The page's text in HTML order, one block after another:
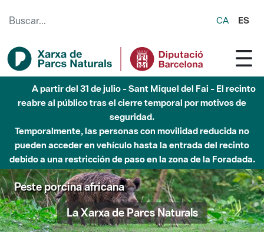
CA ES
A partir del 31 de julio - Sant Miquel del Fai - El recinto
reabre al público tras el cierre temporal por motivos de
seguridad.
Temporalmente, las personas con movilidad reducida no
pueden acceder en vehículo hasta la entrada del recinto
debido a una restricción de paso en la zona de la Foradada.
Peste porcina africana
La Xarxa de Parcs Naturals